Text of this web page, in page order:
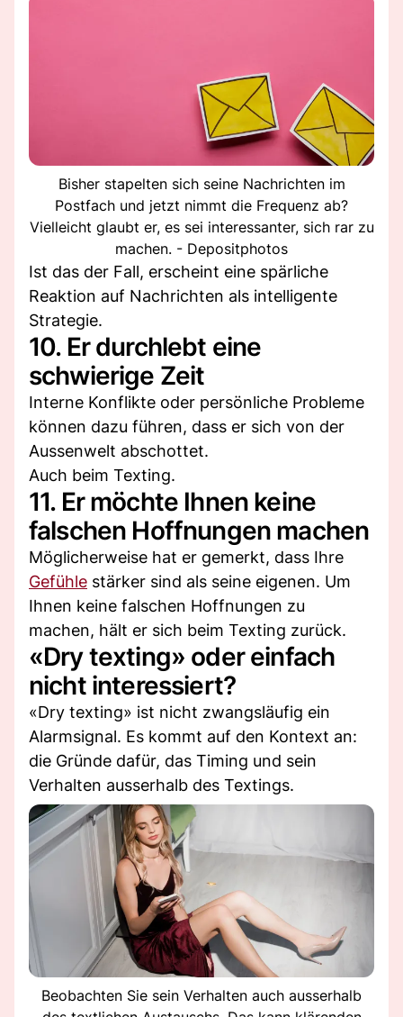
Bisher stapelten sich seine Nachrichten im
Postfach und jetzt nimmt die Frequenz ab?
Vielleicht glaubt er, es sei interessanter, sich rar zu
machen. - Depositphotos
Ist das der Fall, erscheint eine spärliche
Reaktion auf Nachrichten als intelligente
Strategie.
10. Er durchlebt eine
schwierige Zeit
Interne Konflikte oder persönliche Probleme
können dazu führen, dass er sich von der
Aussenwelt abschottet.
Auch beim Texting.
11. Er möchte Ihnen keine
falschen Hoffnungen machen
Möglicherweise hat er gemerkt, dass Ihre
Gefühle stärker sind als seine eigenen. Um
Ihnen keine falschen Hoffnungen zu
machen, hält er sich beim Texting zurück.
«Dry texting» oder einfach
nicht interessiert?
«Dry texting» ist nicht zwangsläufig ein
Alarmsignal. Es kommt auf den Kontext an:
die Gründe dafür, das Timing und sein
Verhalten ausserhalb des Textings.
Beobachten Sie sein Verhalten auch ausserhalb